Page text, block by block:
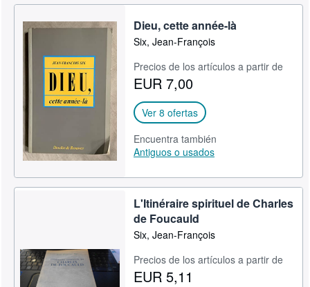
Dieu, cette année-là
Six, Jean-François
Precios de los artículos a partir de
EUR 7,00
Ver 8 ofertas
Encuentra también
Antiguos o usados
L'Itinéraire spirituel de Charles
de Foucauld
Six, Jean-François
Precios de los artículos a partir de
EUR 5,11